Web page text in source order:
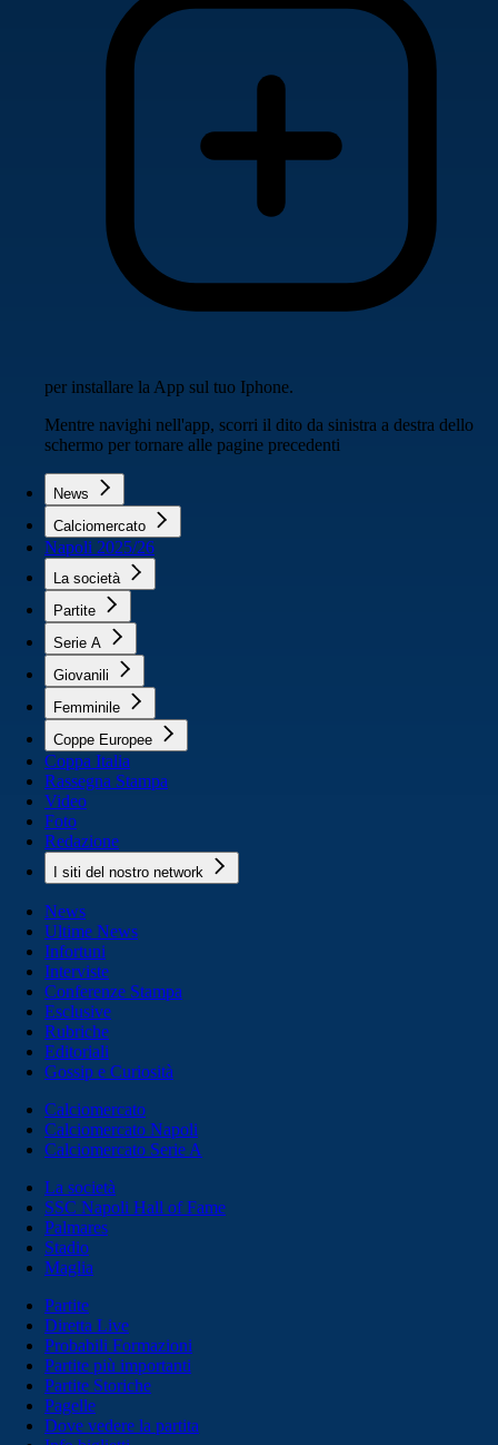
per installare la App sul tuo Iphone.
Mentre navighi nell'app, scorri il dito da sinistra a destra dello
schermo per tornare alle pagine precedenti
News
Calciomercato
Napoli 2025/26
La società
Partite
Serie A
Giovanili
Femminile
Coppe Europee
Coppa Italia
Rassegna Stampa
Video
Foto
Redazione
I siti del nostro network
News
Ultime News
Infortuni
Interviste
Conferenze Stampa
Esclusive
Rubriche
Editoriali
Gossip e Curiosità
Calciomercato
Calciomercato Napoli
Calciomercato Serie A
La società
SSC Napoli Hall of Fame
Palmares
Stadio
Maglia
Partite
Diretta Live
Probabili Formazioni
Partite più importanti
Partite Storiche
Pagelle
Dove vedere la partita